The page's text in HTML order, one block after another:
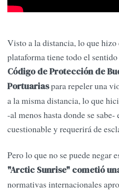
Visto a la distancia, lo que hizo
plataforma tiene todo el
Código de Protección de
Portuariaspara repeler una
a la misma distancia, lo que
-al menos hasta donde se
cuestionable y requerirá de
Pero lo que no se puede negar
"Arctic Sunrise" cometió
normativas internacionales